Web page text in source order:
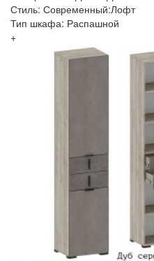
Стиль: Современный:Лофт
Тип шкафа: Распашной
+